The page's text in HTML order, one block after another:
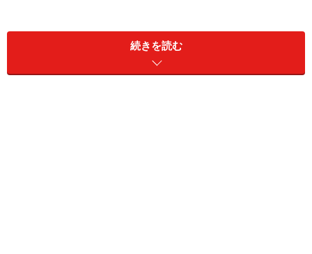
今回は、京都府に住む56歳男性の資産運用エピソードを
続きを読む